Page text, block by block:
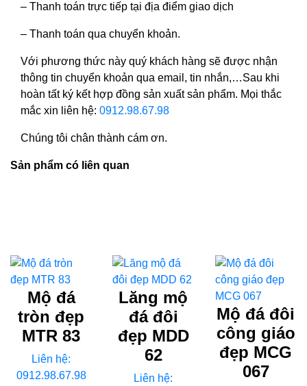
– Thanh toán trực tiếp tại địa điểm giao dịch
– Thanh toán qua chuyển khoản.
Với phương thức này quý khách hàng sẽ được nhận
thông tin chuyển khoản qua email, tin nhắn,…Sau khi
hoàn tất ký kết hợp đồng sản xuất sản phẩm. Mọi thắc
mắc xin liên hệ: 0912.98.67.98
Chúng tôi chân thành cám ơn.
Sản phẩm có liên quan
Mộ đá
tròn đẹp
MTR 83
Liên hệ:
0912.98.67.98
Lăng mộ
đá đôi
đẹp MDD
62
Liên hệ:
Mộ đá đôi
công giáo
đẹp MCG
067